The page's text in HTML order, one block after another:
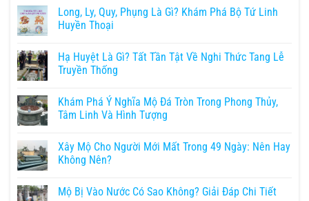
Long, Ly, Quy, Phụng Là Gì? Khám Phá Bộ Tứ Linh
Huyền Thoại
Hạ Huyệt Là Gì? Tất Tần Tật Về Nghi Thức Tang Lễ
Truyền Thống
Khám Phá Ý Nghĩa Mộ Đá Tròn Trong Phong Thủy,
Tâm Linh Và Hình Tượng
Xây Mộ Cho Người Mới Mất Trong 49 Ngày: Nên Hay
Không Nên?
Mộ Bị Vào Nước Có Sao Không? Giải Đáp Chi Tiết